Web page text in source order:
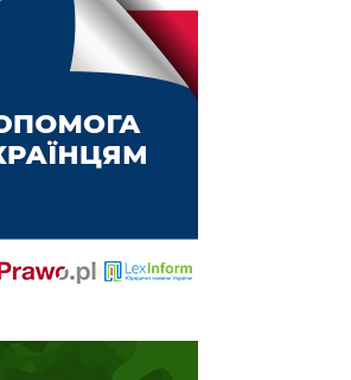
за спеціальним рішенням
пропозицій міжвідомчої
окремих категорій підприємств
режими. Це означає, що
не є простим наслідком
працівника для бізнесу; воно
те, що змінилася логіка
підприємства — кого і чому
для забезпечення діяльності, — то